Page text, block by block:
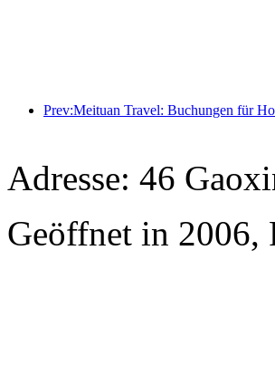
Adresse: 46
Geöffnet in 2006,